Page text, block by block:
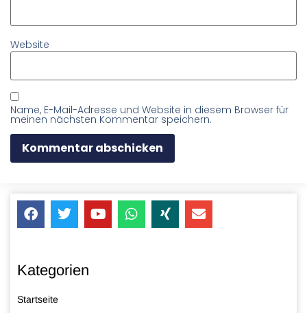
Website
Name, E-Mail-Adresse und Website in diesem Browser für
meinen nächsten Kommentar speichern.
Kategorien
Startseite